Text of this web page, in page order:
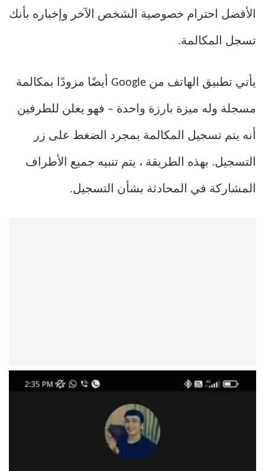
الأفضل احترام خصوصية الشخص الآخر وإخباره بأنك
تسجل المكالمة.
يأتي تطبيق الهاتف من Google أيضًا مزودًا بمكالمة
مسجلة وله ميزة بارزة واحدة – فهو يعلن للطرفين
أنه يتم تسجيل المكالمة بمجرد الضغط على زر
التسجيل. بهذه الطريقة ، يتم تنبيه جميع الأطراف
المشاركة في المحادثة بشأن التسجيل.